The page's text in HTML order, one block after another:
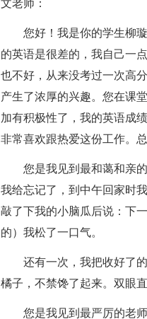
文老师：
您好！我是你的学生柳璇
的英语是很差的，我自己一
也不好，从来没考过一次高
产生了浓厚的兴趣。您在课
加有积极性了，我的英语成
非常喜欢跟热爱这份工作。
您是我见到最和蔼和亲的
我给忘记了，到中午回家时
敲了下我的小脑瓜后说：下
的）我松了一口气。
还有一次，我把收好了的
橘子，不禁馋了起来。双眼
您是我见到最严厉的老师